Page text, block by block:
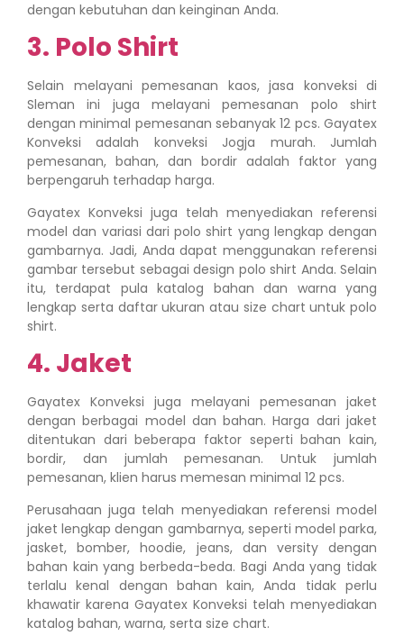
dengan kebutuhan dan keinginan Anda.
3. Polo Shirt
Selain melayani pemesanan kaos, jasa konveksi di
Sleman ini juga melayani pemesanan polo shirt
dengan minimal pemesanan sebanyak 12 pcs. Gayatex
Konveksi adalah konveksi Jogja murah. Jumlah
pemesanan, bahan, dan bordir adalah faktor yang
berpengaruh terhadap harga.
Gayatex Konveksi juga telah menyediakan referensi
model dan variasi dari polo shirt yang lengkap dengan
gambarnya. Jadi, Anda dapat menggunakan referensi
gambar tersebut sebagai design polo shirt Anda. Selain
itu, terdapat pula katalog bahan dan warna yang
lengkap serta daftar ukuran atau size chart untuk polo
shirt.
4. Jaket
Gayatex Konveksi juga melayani pemesanan jaket
dengan berbagai model dan bahan. Harga dari jaket
ditentukan dari beberapa faktor seperti bahan kain,
bordir, dan jumlah pemesanan. Untuk jumlah
pemesanan, klien harus memesan minimal 12 pcs.
Perusahaan juga telah menyediakan referensi model
jaket lengkap dengan gambarnya, seperti model parka,
jasket, bomber, hoodie, jeans, dan versity dengan
bahan kain yang berbeda-beda. Bagi Anda yang tidak
terlalu kenal dengan bahan kain, Anda tidak perlu
khawatir karena Gayatex Konveksi telah menyediakan
katalog bahan, warna, serta size chart.